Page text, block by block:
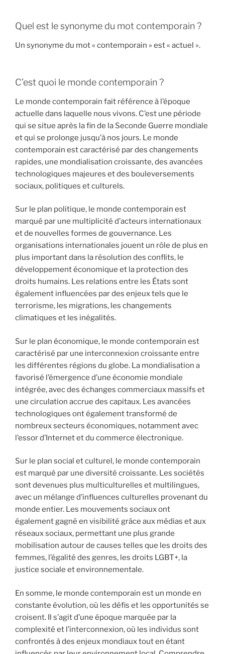
Quel est le synonyme du mot contemporain ?
Un synonyme du mot « contemporain » est « actuel ».
C’est quoi le monde contemporain ?
Le monde contemporain fait référence à l’époque
actuelle dans laquelle nous vivons. C’est une période
qui se situe après la fin de la Seconde Guerre mondiale
et qui se prolonge jusqu’à nos jours. Le monde
contemporain est caractérisé par des changements
rapides, une mondialisation croissante, des avancées
technologiques majeures et des bouleversements
sociaux, politiques et culturels.
Sur le plan politique, le monde contemporain est
marqué par une multiplicité d’acteurs internationaux
et de nouvelles formes de gouvernance. Les
organisations internationales jouent un rôle de plus en
plus important dans la résolution des conflits, le
développement économique et la protection des
droits humains. Les relations entre les États sont
également influencées par des enjeux tels que le
terrorisme, les migrations, les changements
climatiques et les inégalités.
Sur le plan économique, le monde contemporain est
caractérisé par une interconnexion croissante entre
les différentes régions du globe. La mondialisation a
favorisé l’émergence d’une économie mondiale
intégrée, avec des échanges commerciaux massifs et
une circulation accrue des capitaux. Les avancées
technologiques ont également transformé de
nombreux secteurs économiques, notamment avec
l’essor d’Internet et du commerce électronique.
Sur le plan social et culturel, le monde contemporain
est marqué par une diversité croissante. Les sociétés
sont devenues plus multiculturelles et multilingues,
avec un mélange d’influences culturelles provenant du
monde entier. Les mouvements sociaux ont
également gagné en visibilité grâce aux médias et aux
réseaux sociaux, permettant une plus grande
mobilisation autour de causes telles que les droits des
femmes, l’égalité des genres, les droits LGBT+, la
justice sociale et environnementale.
En somme, le monde contemporain est un monde en
constante évolution, où les défis et les opportunités se
croisent. Il s’agit d’une époque marquée par la
complexité et l’interconnexion, où les individus sont
confrontés à des enjeux mondiaux tout en étant